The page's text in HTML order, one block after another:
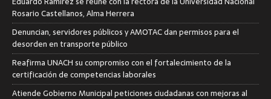
Rosario Castellanos, Alma Herrera
Denuncian, servidores públicos y AMOTAC dan permisos para el
desorden en transporte público
Reafirma UNACH su compromiso con el fortalecimiento de la
certificación de competencias laborales
Atiende Gobierno Municipal peticiones ciudadanas con mejoras al